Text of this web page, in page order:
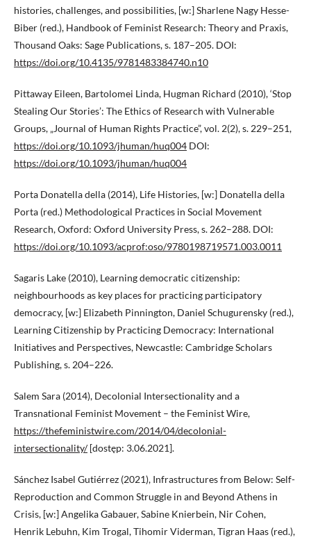
histories, challenges, and possibilities, [w:] Sharlene Nagy Hesse-
Biber (red.), Handbook of Feminist Research: Theory and Praxis,
Thousand Oaks: Sage Publications, s. 187–205. DOI:
https://doi.org/10.4135/9781483384740.n10
Pittaway Eileen, Bartolomei Linda, Hugman Richard (2010), ‘Stop
Stealing Our Stories’: The Ethics of Research with Vulnerable
Groups, „Journal of Human Rights Practice”, vol. 2(2), s. 229–251,
https://doi.org/10.1093/jhuman/huq004 DOI:
https://doi.org/10.1093/jhuman/huq004
Porta Donatella della (2014), Life Histories, [w:] Donatella della
Porta (red.) Methodological Practices in Social Movement
Research, Oxford: Oxford University Press, s. 262–288. DOI:
https://doi.org/10.1093/acprof:oso/9780198719571.003.0011
Sagaris Lake (2010), Learning democratic citizenship:
neighbourhoods as key places for practicing participatory
democracy, [w:] Elizabeth Pinnington, Daniel Schugurensky (red.),
Learning Citizenship by Practicing Democracy: International
Initiatives and Perspectives, Newcastle: Cambridge Scholars
Publishing, s. 204–226.
Salem Sara (2014), Decolonial Intersectionality and a
Transnational Feminist Movement – the Feminist Wire,
https://thefeministwire.com/2014/04/decolonial-
intersectionality/[dostęp: 3.06.2021].
Sánchez Isabel Gutiérrez (2021), Infrastructures from Below: Self-
Reproduction and Common Struggle in and Beyond Athens in
Crisis, [w:] Angelika Gabauer, Sabine Knierbein, Nir Cohen,
Henrik Lebuhn, Kim Trogal, Tihomir Viderman, Tigran Haas (red.),